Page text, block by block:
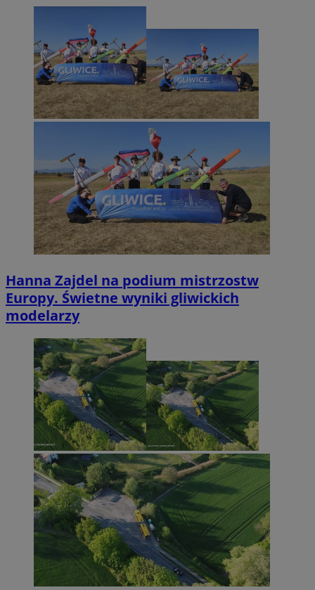
Hanna Zajdel na podium mistrzostw
Europy. Świetne wyniki gliwickich
modelarzy